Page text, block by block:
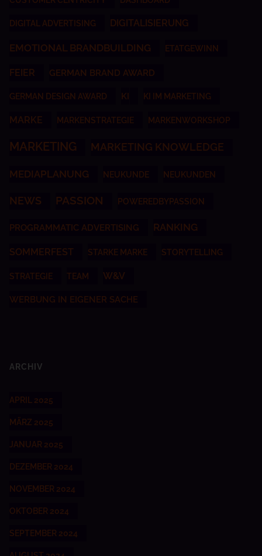
DIGITAL ADVERTISING DIGITALISIERUNG
EMOTIONAL BRANDBUILDING ETATGEWINN
FEIER GERMAN BRAND AWARD
GERMAN DESIGN AWARD KI KI IM MARKETING
MARKE MARKENSTRATEGIE MARKENWORKSHOP
MARKETING MARKETING KNOWLEDGE
MEDIAPLANUNG NEUKUNDE NEUKUNDEN
NEWS PASSION POWEREDBYPASSION
PROGRAMMATIC ADVERTISING RANKING
SOMMERFEST STARKE MARKE STORYTELLING
STRATEGIE TEAM W&V
WERBUNG IN EIGENER SACHE
ARCHIV
APRIL 2025
MÄRZ 2025
JANUAR 2025
DEZEMBER 2024
NOVEMBER 2024
OKTOBER 2024
SEPTEMBER 2024